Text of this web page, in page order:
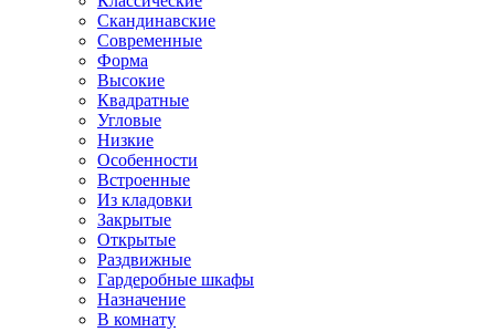
Скандинавские
Современные
Форма
Высокие
Квадратные
Угловые
Низкие
Особенности
Встроенные
Из кладовки
Закрытые
Открытые
Раздвижные
Гардеробные шкафы
Назначение
В комнату